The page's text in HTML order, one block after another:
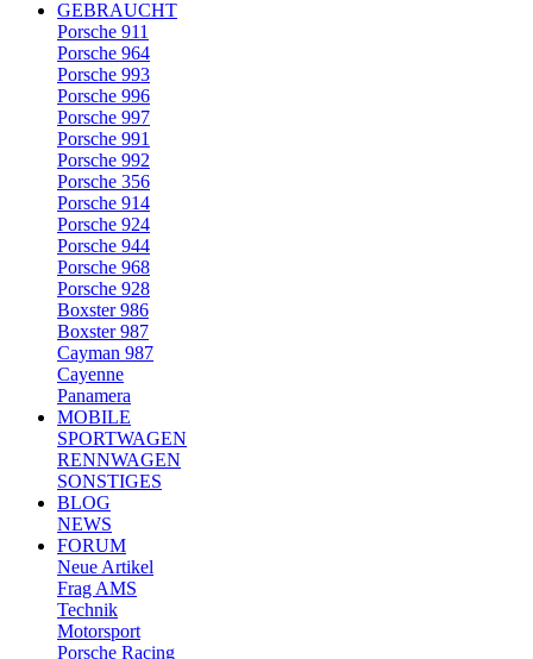
GEBRAUCHT
Porsche 911
Porsche 964
Porsche 993
Porsche 996
Porsche 997
Porsche 991
Porsche 992
Porsche 356
Porsche 914
Porsche 924
Porsche 944
Porsche 968
Porsche 928
Boxster 986
Boxster 987
Cayman 987
Cayenne
Panamera
MOBILE
SPORTWAGEN
RENNWAGEN
SONSTIGES
BLOG
NEWS
FORUM
Neue Artikel
Frag AMS
Technik
Motorsport
Porsche Racing